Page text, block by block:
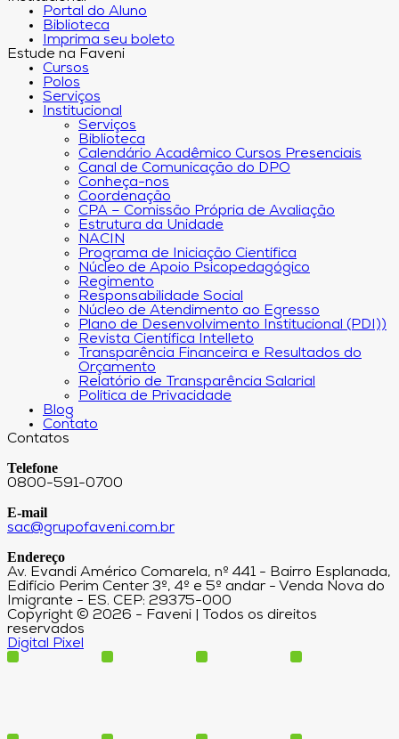
Portal do Aluno
Biblioteca
Imprima seu boleto
Estude na Faveni
Cursos
Polos
Serviços
Institucional
Serviços
Biblioteca
Calendário Acadêmico Cursos Presenciais
Canal de Comunicação do DPO
Conheça-nos
Coordenação
CPA – Comissão Própria de Avaliação
Estrutura da Unidade
NACIN
Programa de Iniciação Científica
Núcleo de Apoio Psicopedagógico
Regimento
Responsabilidade Social
Núcleo de Atendimento ao Egresso
Plano de Desenvolvimento Institucional (PDI))
Revista Científica Intelleto
Transparência Financeira e Resultados do
Orçamento
Relatório de Transparência Salarial
Política de Privacidade
Blog
Contato
Contatos
Telefone
0800-591-0700
E-mail
sac@grupofaveni.com.br
Endereço
Av. Evandi Américo Comarela, nº 441 - Bairro Esplanada,
Edifício Perim Center 3º, 4º e 5º andar - Venda Nova do
Imigrante - ES. CEP: 29375-000
Copyright © 2026 - Faveni | Todos os direitos
reservados
Digital Pixel